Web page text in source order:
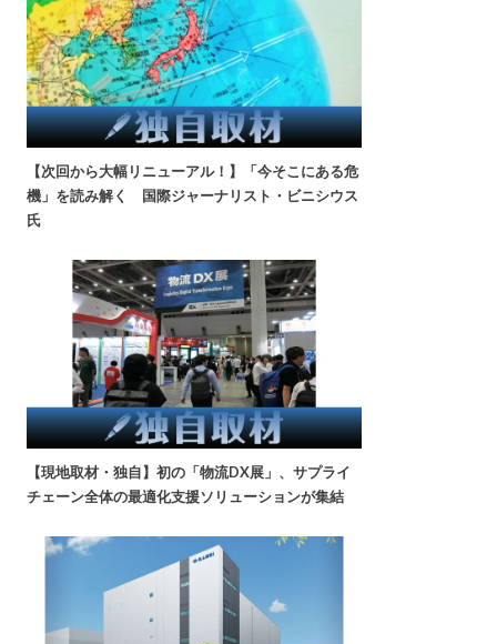
【次回から大幅リニューアル！】「今そこにある危
機」を読み解く 国際ジャーナリスト・ビニシウス
氏
【現地取材・独自】初の「物流DX展」、サプライ
チェーン全体の最適化支援ソリューションが集結